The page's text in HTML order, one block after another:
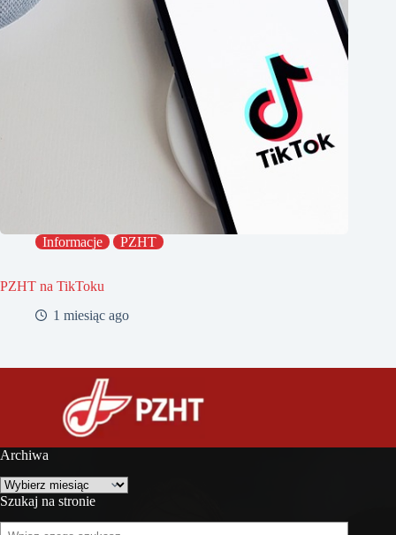
Informacje PZHT
PZHT na TikToku
1 miesiąc ago
Archiwa
Archiwa
Szukaj na stronie
Szukaj